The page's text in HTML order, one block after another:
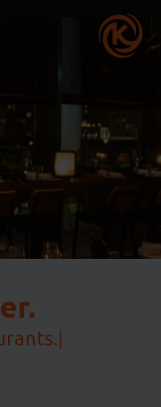
Altijd.